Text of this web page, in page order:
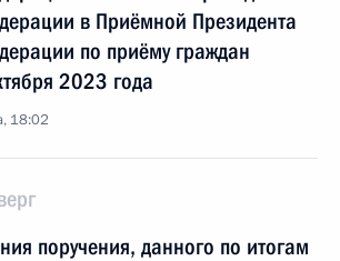
в Приёмной Президента
по приёму граждан
2023 года
18:02
поручения, данного по итогам